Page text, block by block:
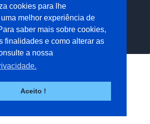
cookies para lhe
melhor experiência de
saber mais sobre cookies,
finalidades e como alterar as
a nossa
Aceito !
e produzimos
à medida
Empresa
a solução
certa para si
Competências
Perfis e vedantes
da Pervedant
& soluções
em aplicações críticas
exigentes
A sua indústria